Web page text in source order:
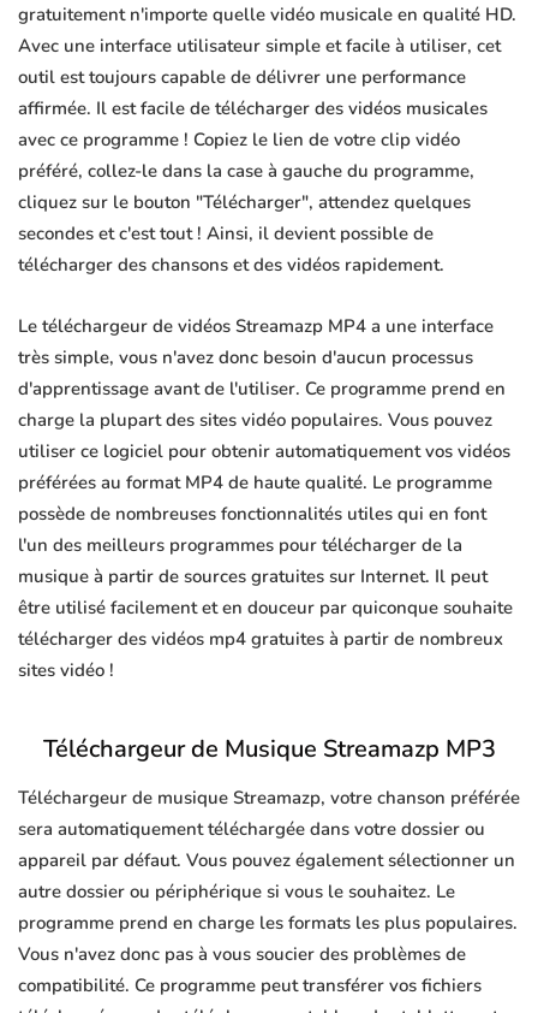
gratuitement n'importe quelle vidéo musicale en qualité HD.
Avec une interface utilisateur simple et facile à utiliser, cet
outil est toujours capable de délivrer une performance
affirmée. Il est facile de télécharger des vidéos musicales
avec ce programme ! Copiez le lien de votre clip vidéo
préféré, collez-le dans la case à gauche du programme,
cliquez sur le bouton "Télécharger", attendez quelques
secondes et c'est tout ! Ainsi, il devient possible de
télécharger des chansons et des vidéos rapidement.
Le téléchargeur de vidéos Streamazp MP4 a une interface
très simple, vous n'avez donc besoin d'aucun processus
d'apprentissage avant de l'utiliser. Ce programme prend en
charge la plupart des sites vidéo populaires. Vous pouvez
utiliser ce logiciel pour obtenir automatiquement vos vidéos
préférées au format MP4 de haute qualité. Le programme
possède de nombreuses fonctionnalités utiles qui en font
l'un des meilleurs programmes pour télécharger de la
musique à partir de sources gratuites sur Internet. Il peut
être utilisé facilement et en douceur par quiconque souhaite
télécharger des vidéos mp4 gratuites à partir de nombreux
sites vidéo !
Téléchargeur de Musique Streamazp MP3
Téléchargeur de musique Streamazp, votre chanson préférée
sera automatiquement téléchargée dans votre dossier ou
appareil par défaut. Vous pouvez également sélectionner un
autre dossier ou périphérique si vous le souhaitez. Le
programme prend en charge les formats les plus populaires.
Vous n'avez donc pas à vous soucier des problèmes de
compatibilité. Ce programme peut transférer vos fichiers